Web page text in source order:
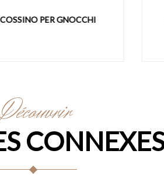
SFOGLIATRICE MOD.